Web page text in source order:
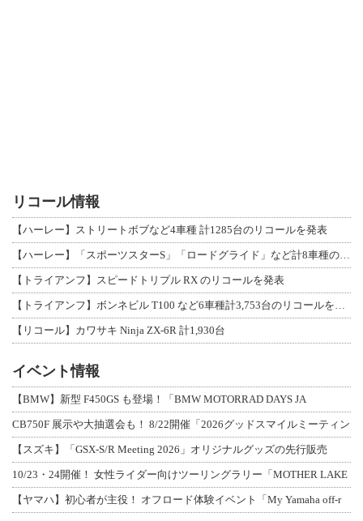
リコール情報
【ハーレー】ストリートボブなど4車種 計1285台のリコールを発表
【ハーレー】「スポーツスターS」「ロードグライド」など計8車種のリコールを発表
【トライアンフ】スピードトリプル RX のリコールを発表
【トライアンフ】ボンネビル T100 など6車種計3,753台のリコールを発表
【リコール】カワサキ Ninja ZX-6R 計1,930台
イベント情報
【BMW】新型 F450GS も登場！「BMW MOTORRAD DAYS JA
CB750F 展示や大抽選会も！ 8/22開催「2026グッドスマイルミーティン
【スズキ】「GSX-S/R Meeting 2026」オリジナルグッズの先行販売
10/23・24開催！ 女性ライダー向けツーリングラリー「MOTHER LAKE
【ヤマハ】初心者が主役！ オフロード体験イベント「My Yamaha off-r